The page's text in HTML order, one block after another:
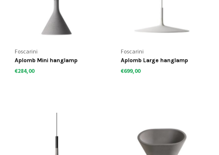
Foscarini
Aplomb Mini hanglamp
€284,00
Foscarini
Aplomb Large hanglamp
dimbaar
€699,00